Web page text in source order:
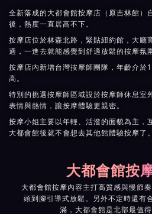
全新落成的大都會館按摩店（原吉林館）
後，熱度一直居高不下。
按摩店位於林森北路，緊貼紐約館，大廳
適，一進去就能感覺到舒適放鬆的按摩氛圍
按摩店內新增台灣按摩師團隊，年齡介於
高。
特別的挑選按摩師區域設於按摩師休息室
表情與熱情，讓按摩體驗更親密。
按摩小姐主要以年輕、活潑的面貌為主，
大都會館後就不會想去其他館體驗按摩了。
大都會館按
大都會館按摩內容主打高質感與慢節
頭到腳引導式放鬆。另外不定時還有
滿，大都會館是北部最值得